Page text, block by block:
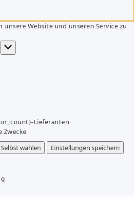
unsere Website und unseren Service zu
Lieferanten
Zwecke
Selbst wählen
Einstellungen speichern